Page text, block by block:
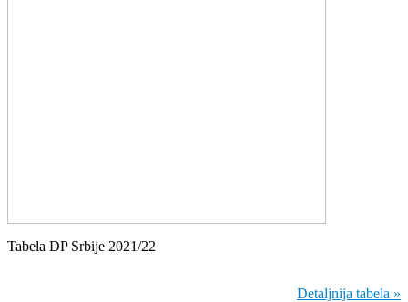
Tabela DP Srbije 2021/22
Detaljnija tabela »